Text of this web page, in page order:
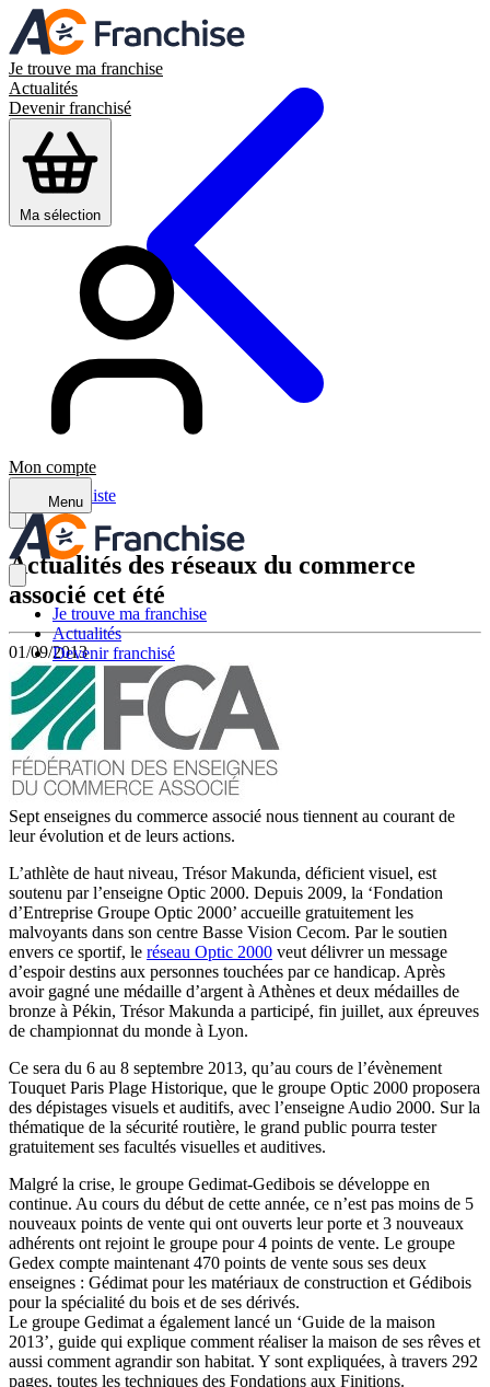
Je trouve ma franchise
Actualités
Devenir franchisé
Ma sélection
Mon compte
Menu
Je trouve ma franchise
Actualités
Devenir franchisé
Retour à la liste
Actualités des réseaux du commerce
associé cet été
01/09/2013
Sept enseignes du commerce associé nous tiennent au courant de
leur évolution et de leurs actions.
L’athlète de haut niveau, Trésor Makunda, déficient visuel, est
soutenu par l’enseigne Optic 2000. Depuis 2009, la ‘Fondation
d’Entreprise Groupe Optic 2000’ accueille gratuitement les
malvoyants dans son centre Basse Vision Cecom. Par le soutien
envers ce sportif, le réseau Optic 2000 veut délivrer un message
d’espoir destins aux personnes touchées par ce handicap. Après
avoir gagné une médaille d’argent à Athènes et deux médailles de
bronze à Pékin, Trésor Makunda a participé, fin juillet, aux épreuves
de championnat du monde à Lyon.
Ce sera du 6 au 8 septembre 2013, qu’au cours de l’évènement
Touquet Paris Plage Historique, que le groupe Optic 2000 proposera
des dépistages visuels et auditifs, avec l’enseigne Audio 2000. Sur la
thématique de la sécurité routière, le grand public pourra tester
gratuitement ses facultés visuelles et auditives.
Malgré la crise, le groupe Gedimat-Gedibois se développe en
continue. Au cours du début de cette année, ce n’est pas moins de 5
nouveaux points de vente qui ont ouverts leur porte et 3 nouveaux
adhérents ont rejoint le groupe pour 4 points de vente. Le groupe
Gedex compte maintenant 470 points de vente sous ses deux
enseignes : Gédimat pour les matériaux de construction et Gédibois
pour la spécialité du bois et de ses dérivés.
Le groupe Gedimat a également lancé un ‘Guide de la maison
2013’, guide qui explique comment réaliser la maison de ses rêves et
aussi comment agrandir son habitat. Y sont expliquées, à travers 292
pages, toutes les techniques des Fondations aux Finitions.